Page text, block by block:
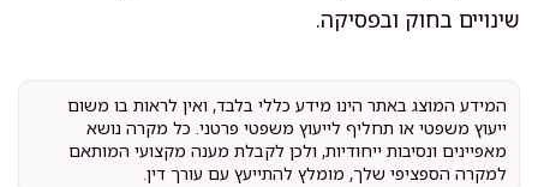
שינויים בחוק ובפסיקה.
המידע המוצג באתר הינו מידע כללי בלבד, ואין לראות בו משום
ייעוץ משפטי או תחליף לייעוץ משפטי פרטני. כל מקרה נושא
מאפיינים ונסיבות ייחודיות, ולכן לקבלת מענה מקצועי המותאם
למקרה הספציפי שלך, מומלץ להתייעץ עם עורך דין.